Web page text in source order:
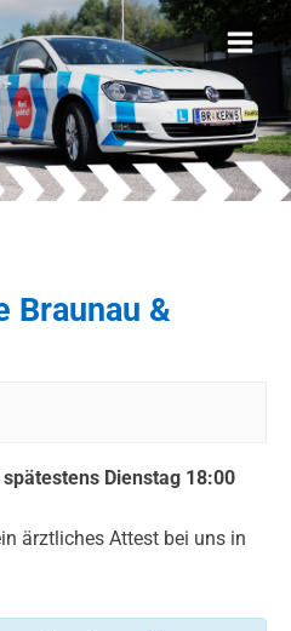
Braunau &
Dienstag 18:00
ärztliches Attest bei uns in